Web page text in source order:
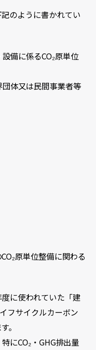
のように書かれてい
備に係るCO₂原単位
体⼜は⺠間事業者等
原単位整備に関わる
に使われていた「建
フサイクルカーボン
。
にCO₂・GHG排出量